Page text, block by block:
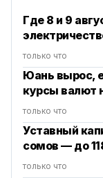
Где 8 и 9
только что
Юань вырос,
курсы валют
только что
Уставный
сомов — до
только что